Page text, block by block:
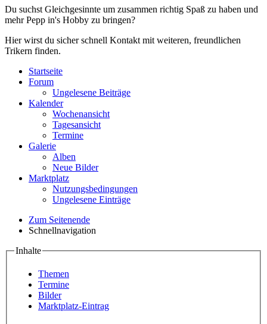
Du suchst Gleichgesinnte um zusammen richtig Spaß zu haben und
mehr Pepp in's Hobby zu bringen?
Hier wirst du sicher schnell Kontakt mit weiteren, freundlichen
Trikern finden.
Startseite
Forum
Ungelesene Beiträge
Kalender
Wochenansicht
Tagesansicht
Termine
Galerie
Alben
Neue Bilder
Marktplatz
Nutzungsbedingungen
Ungelesene Einträge
Zum Seitenende
Schnellnavigation
Inhalte
Themen
Termine
Bilder
Marktplatz-Eintrag